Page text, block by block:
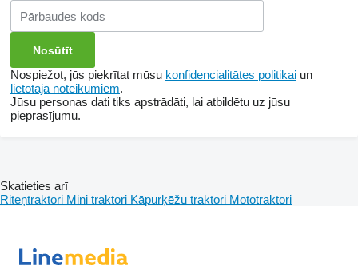
Nospiežot, jūs piekrītat mūsu konfidencialitātes politikai un
lietotāja noteikumiem.
Jūsu personas dati tiks apstrādāti, lai atbildētu uz jūsu
pieprasījumu.
Skatieties arī
Riteņtraktori Mini traktori Kāpurķēžu traktori Mototraktori